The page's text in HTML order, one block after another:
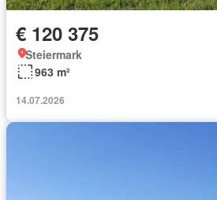
€ 120 375
Steiermark
963 m²
14.07.2026